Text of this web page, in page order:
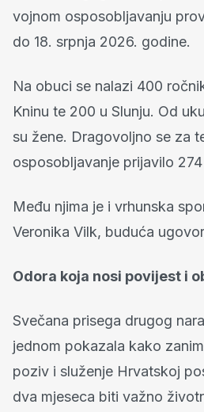
vojnom osposobljavanju
do 18. srpnja 2026. godine.
Na obuci se nalazi 400
Kninu te 200 u Slunju. Od
su žene. Dragovoljno se za
osposobljavanje prijavilo
Među njima je i vrhunska
Veronika Vilk, buduća
Odora koja nosi povijest i
Svečana prisega drugog
jednom pokazala kako
poziv i služenje Hrvatskoj
dva mjeseca biti važno